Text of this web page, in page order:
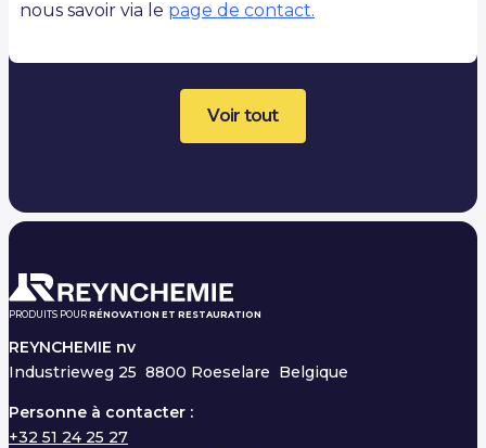
nous savoir via le page de contact.
Voir tout
PRODUITS POUR RÉNOVATION ET RESTAURATION
REYNCHEMIE nv
Industrieweg 25 8800 Roeselare Belgique
Personne à contacter :
+32 51 24 25 27